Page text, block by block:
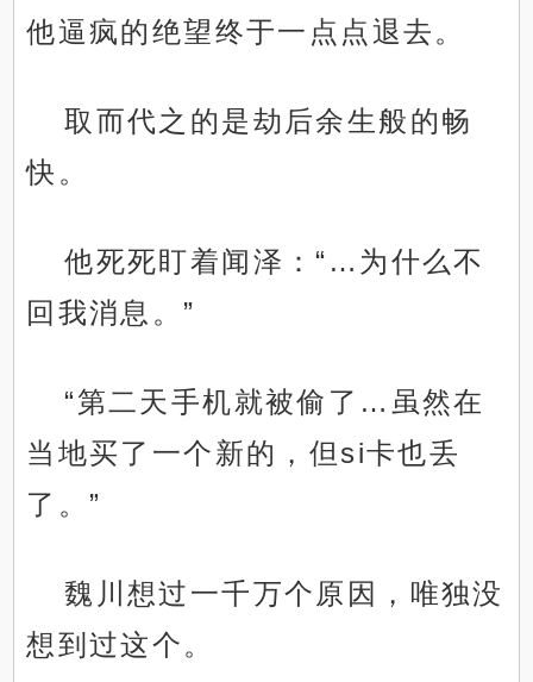
他逼疯的绝望终于一点点退去。
取而代之的是劫后余生般的畅
快。
他死死盯着闻泽：“…为什么不
回我消息。”
“第二天手机就被偷了…虽然在
当地买了一个新的，但si卡也丢
了。”
魏川想过一千万个原因，唯独没
想到过这个。